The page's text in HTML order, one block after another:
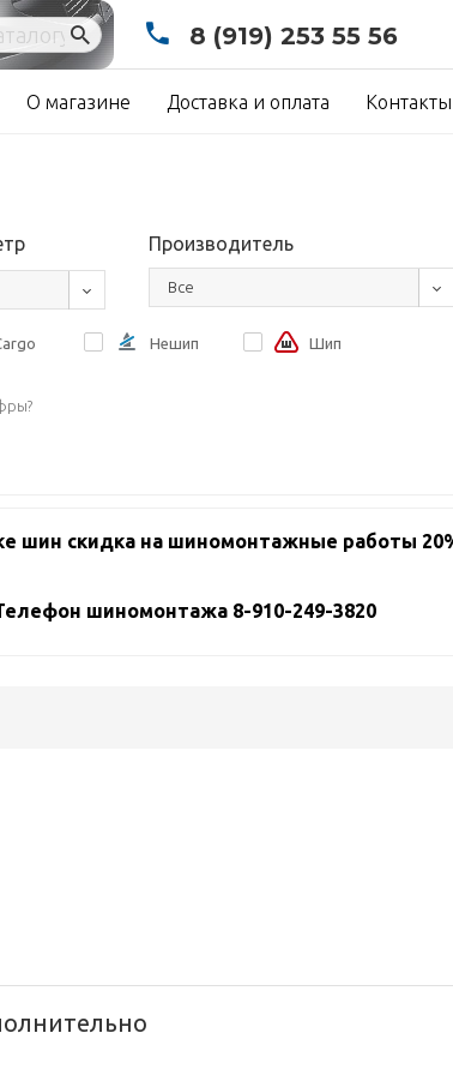
8 (919) 253 55 56
О магазине Доставка и оплата Контакты
Производитель
Все
Нешип Шип
шин скидка на шиномонтажные работы
шиномонтажа 8-910-249-3820